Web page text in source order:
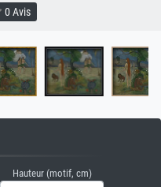
0 Avis
Hauteur (motif, cm)